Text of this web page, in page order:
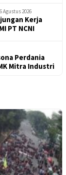
6 Agustus 2026
Kerja
PT NCNI
Perdania
Mitra Industri